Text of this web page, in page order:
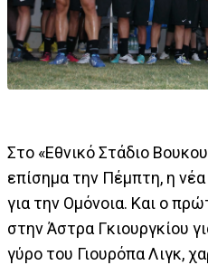
Στο «Εθνικό Στάδιο
επίσημα την Πέμπτη, η
για την Ομόνοια. Και ο
στην Άστρα Γκιουργκίου
γύρο του Γιουρόπα Λιγκ,